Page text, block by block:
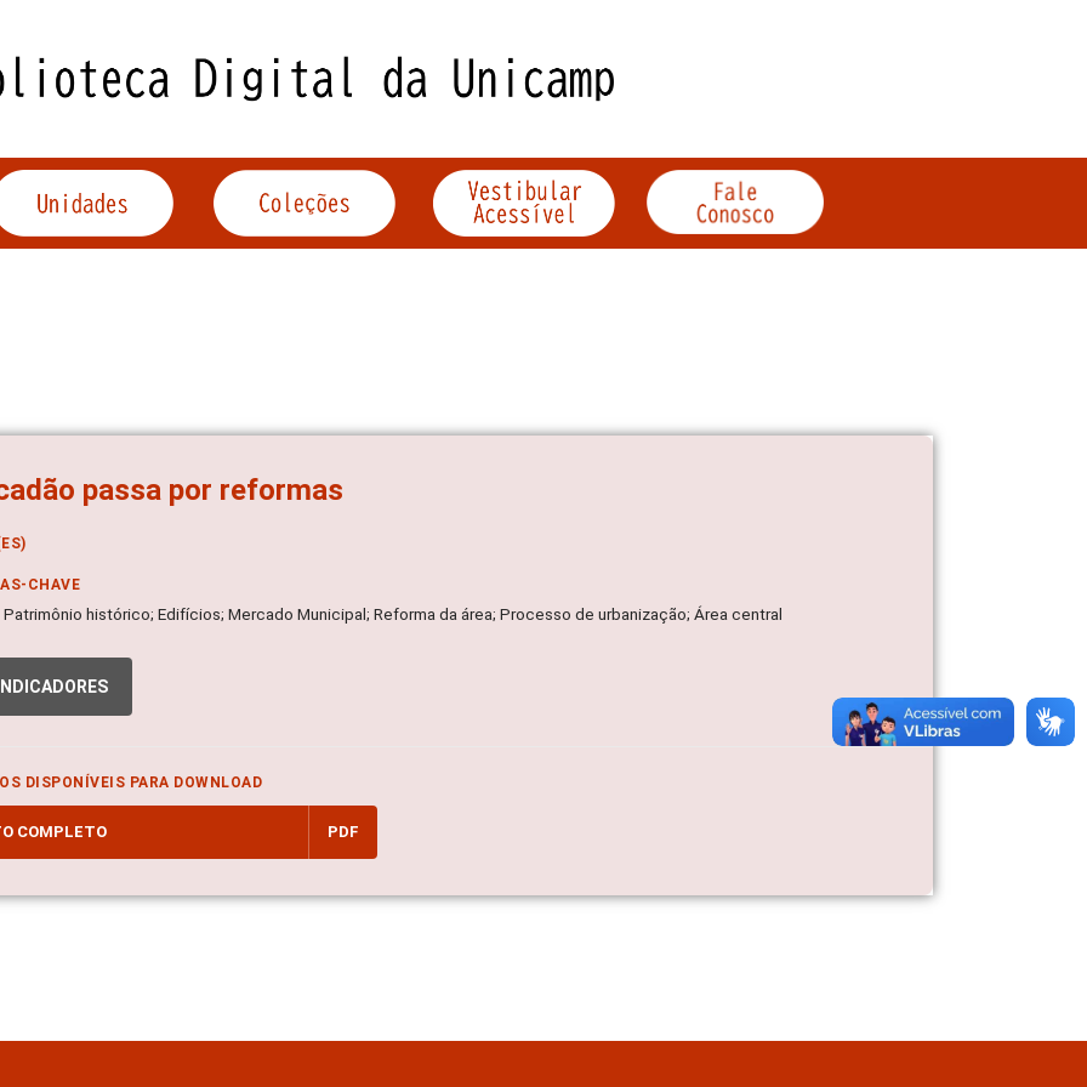
passa por reformas
CHAVE
Patrimônio histórico; Edifícios; Mercado Municipal; Reforma da área; Processo de urbanização; Área central
INDICADORES
DISPONÍVEIS PARA DOWNLOAD
COMPLETO PDF